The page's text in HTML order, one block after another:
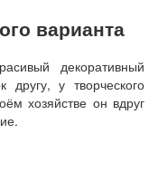
варианта
декоративный
у творческого
хозяйстве он вдруг